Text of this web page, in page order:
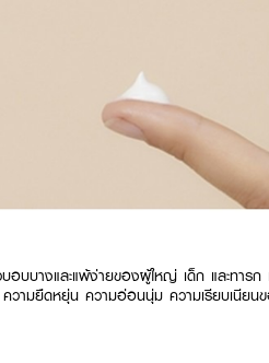
บบางและแพ้ง่ายของผู้ใหญ่ เด็ก และทารก
ความยืดหยุ่น ความอ่อนนุ่ม ความเรียบเ